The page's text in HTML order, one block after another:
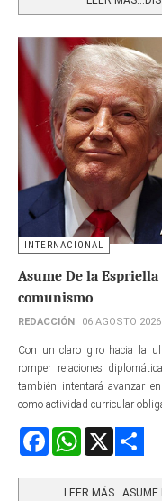
INTERNACIONAL
Asume De la
comunismo
REDACCIÓN 06 AGOSTO 2026
Con un claro giro hacia la
romper relaciones
también intentará avanzar
como actividad curricular
FacebookWhatsApp
LEER MÁS…ASUME